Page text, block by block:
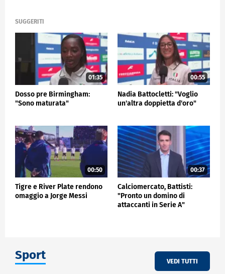
SUGGERITI
01:35
Dosso pre Birmingham:
"Sono maturata"
00:55
Nadia Battocletti: "Voglio
un'altra doppietta d'oro"
00:50
Tigre e River Plate rendono
omaggio a Jorge Messi
00:37
Calciomercato, Battisti:
"Pronto un domino di
attaccanti in Serie A"
Sport VEDI TUTTI